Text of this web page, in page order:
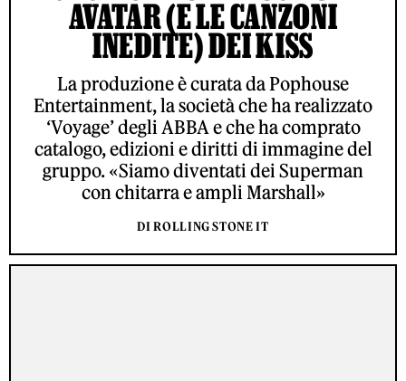
AVATAR (E LE CANZONI
INEDITE) DEI KISS
La produzione è curata da Pophouse
Entertainment, la società che ha realizzato
‘Voyage’ degli ABBA e che ha comprato
catalogo, edizioni e diritti di immagine del
gruppo. «Siamo diventati dei Superman
con chitarra e ampli Marshall»
DI ROLLING STONE IT